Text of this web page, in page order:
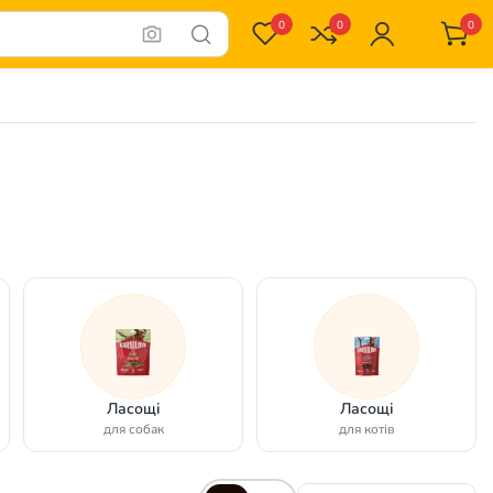
0 0 0
Ласощі
для собак
Ласощі
для котів